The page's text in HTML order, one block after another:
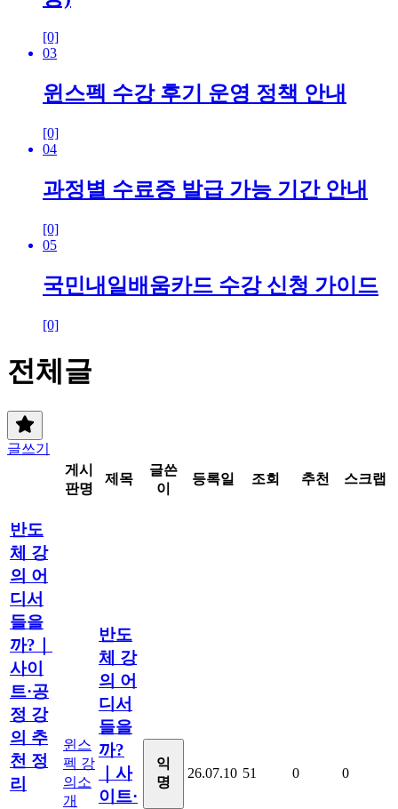
[0]
03
윈스펙 수강 후기 운영 정책 안내
[0]
04
과정별 수료증 발급 가능 기간 안내
[0]
05
국민내일배움카드 수강 신청 가이드
[0]
전체글
글쓰기
게시
판명
제목
글쓴
이
등록일 조회 추천 스크랩
반도
체 강
의 어
디서
들을
까?｜
사이
트·공
정 강
의 추
천 정
리
윈스
펙 강
의소
개
반도
체 강
의 어
디서
들을
까?
｜사
이트·
익
명
26.07.10 51 0 0